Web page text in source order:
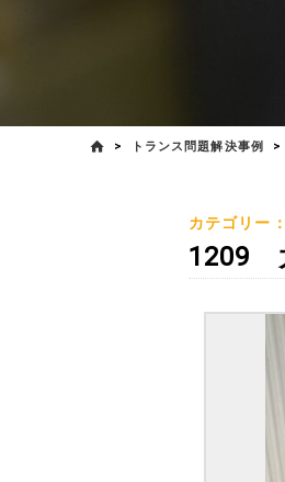
> トランス問題解決事例 >
カテゴリー
1209